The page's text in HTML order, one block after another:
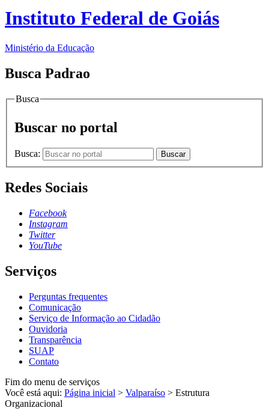
Instituto Federal de Goiás
Ministério da Educação
Busca Padrao
Busca
Buscar no portal
Busca: Buscar
Redes Sociais
Facebook
Instagram
Twitter
YouTube
Serviços
Perguntas frequentes
Comunicação
Serviço de Informação ao Cidadão
Ouvidoria
Transparência
SUAP
Contato
Fim do menu de serviços
Você está aqui: Página inicial > Valparaíso > Estrutura
Organizacional